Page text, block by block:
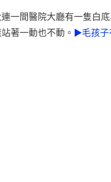
一間醫院大廳有一隻白
著一動也不動。 ►毛孩子